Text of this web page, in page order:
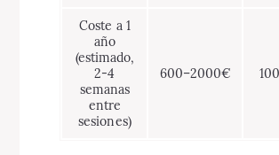
Coste a 1
año
(estimado,
2-4
semanas
entre
sesiones)
600–2000€